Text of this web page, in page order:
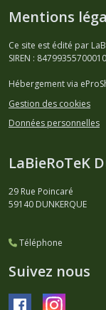
Mentions
Ce site est édité par
SIREN : 84799355700010
Hébergement via
Gestion des cookies
Données personnelles
LaBieRoTeK
29 Rue Poincaré
59140 DUNKERQUE
Téléphone
Suivez nous